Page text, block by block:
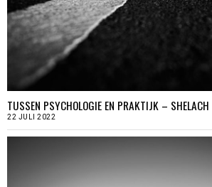
TUSSEN PSYCHOLOGIE EN PRAKTIJK – SHELACH
22 JULI 2022